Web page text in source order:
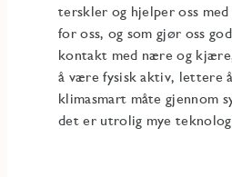
terskler og hjelper oss
for oss, og som gjør oss
kontakt med nære og
å være fysisk aktiv, lettere
klimasmart måte gjennom
det er utrolig mye